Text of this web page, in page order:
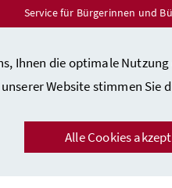
Ihnen die optimale
Website stimmen Sie
Alle Cookies
Service für Bürgerinnen und
/